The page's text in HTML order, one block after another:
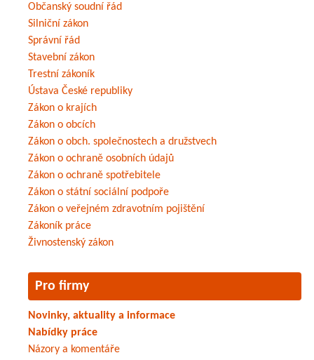
Občanský soudní řád
Silniční zákon
Správní řád
Stavební zákon
Trestní zákoník
Ústava České republiky
Zákon o krajích
Zákon o obcích
Zákon o obch. společnostech a družstvech
Zákon o ochraně osobních údajů
Zákon o ochraně spotřebitele
Zákon o státní sociální podpoře
Zákon o veřejném zdravotním pojištění
Zákoník práce
Živnostenský zákon
Pro firmy
Novinky, aktuality a informace
Nabídky práce
Názory a komentáře